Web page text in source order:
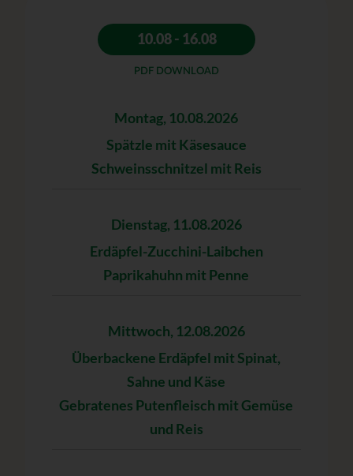
10.08 - 16.08
PDF DOWNLOAD
Montag, 10.08.2026
Spätzle mit Käsesauce
Schweinsschnitzel mit Reis
Dienstag, 11.08.2026
Erdäpfel-Zucchini-Laibchen
Paprikahuhn mit Penne
Mittwoch, 12.08.2026
Überbackene Erdäpfel mit Spinat,
Sahne und Käse
Gebratenes Putenfleisch mit Gemüse
und Reis